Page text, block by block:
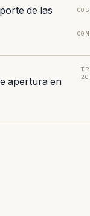
de las
apertura en